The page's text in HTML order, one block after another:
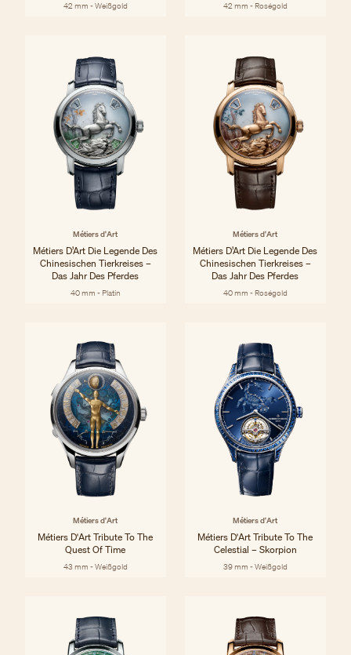
42 mm - Weißgold 42 mm - Roségold
Métiers d'Art
Métiers D’Art Die Legende Des
Chinesischen Tierkreises –
Das Jahr Des Pferdes
40 mm - Platin
Métiers d'Art
Métiers D’Art Die Legende Des
Chinesischen Tierkreises –
Das Jahr Des Pferdes
40 mm - Roségold
Métiers d'Art
Métiers D'Art Tribute To The
Quest Of Time
43 mm - Weißgold
Métiers d'Art
Métiers D'Art Tribute To The
Celestial – Skorpion
39 mm - Weißgold